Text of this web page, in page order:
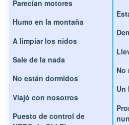
Parecían motores
Humo en la montaña
A limpiar los nidos
Sale de la nada
No están dormidos
Viajó con nosotros
Puesto de control de
No
Un